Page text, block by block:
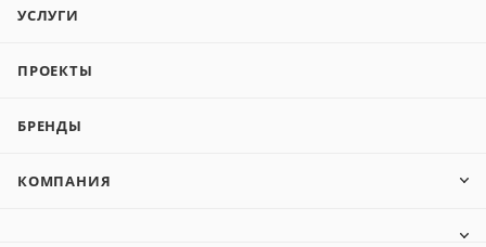
УСЛУГИ
ПРОЕКТЫ
БРЕНДЫ
КОМПАНИЯ